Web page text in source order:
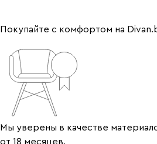
Покупайте с комфортом на
Мы уверены в качестве
от 18 месяцев.